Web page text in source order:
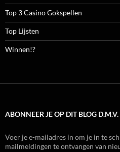
Top 3 Casino Gokspellen
Top Lijsten
Winnen!?
ABONNEER JE OP DIT BLOG
Voer je e-mailadres in om je in te
mailmeldingen te ontvangen van